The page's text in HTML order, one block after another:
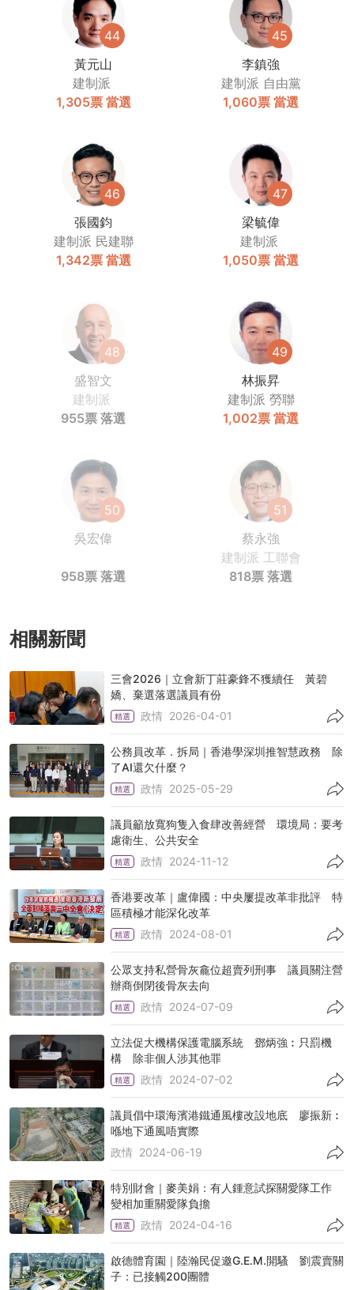
44
黃元山
建制派
1,305票 當選
45
李鎮強
建制派 自由黨
1,060票 當選
46
張國鈞
建制派 民建聯
1,342票 當選
47
梁毓偉
建制派
1,050票 當選
48
盛智文
建制派
955票 落選
49
林振昇
建制派 勞聯
1,002票 當選
50
吳宏偉
958票 落選
51
蔡永強
建制派 工聯會
818票 落選
相關新聞
三會2026｜立會新丁莊豪鋒不獲續任 黃碧
嬌、棄選落選議員有份
精選 政情 2026-04-01
公務員改革．拆局｜香港學深圳推智慧政務 除
了AI還欠什麼？
精選 政情 2025-05-29
議員籲放寬狗隻入食肆改善經營 環境局：要考
慮衛生、公共安全
精選 政情 2024-11-12
香港要改革｜盧偉國：中央屢提改革非批評 特
區積極才能深化改革
精選 政情 2024-08-01
公眾支持私營骨灰龕位超賣列刑事 議員關注營
辦商倒閉後骨灰去向
精選 政情 2024-07-09
立法促大機構保護電腦系統 鄧炳強︰只罰機
構 除非個人涉其他罪
精選 政情 2024-07-02
議員倡中環海濱港鐵通風樓改設地底 廖振新︰
喺地下通風唔實際
政情 2024-06-19
特別財會｜麥美娟：有人鍾意試探關愛隊工作
變相加重關愛隊負擔
精選 政情 2024-04-16
啟德體育園｜陸瀚民促邀G.E.M.開騷 劉震賣關
子：已接觸200團體